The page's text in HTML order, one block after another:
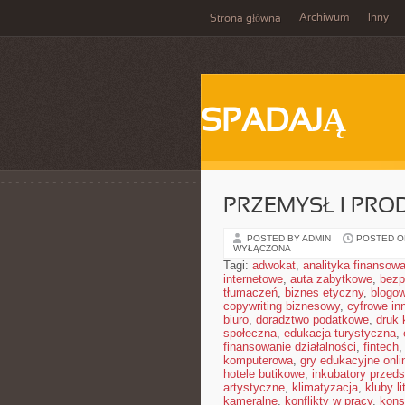
Strona główna Archiwum Inny
SPADAJĄ
PRZEMYSŁ I
POSTED BY ADMIN POSTED
WYŁĄCZONA
Tagi: adwokat, analityka finansowa
internetowe, auta zabytkowe,
tłumaczeń, biznes etyczny,
copywriting biznesowy, cyfrowe
biuro, doradztwo podatkowe, druk
społeczna, edukacja turystyczna,
finansowanie działalności, fintech,
komputerowa, gry edukacyjne
hotele butikowe, inkubatory
artystyczne, klimatyzacja, kluby
kameralne, konflikty w pracy,